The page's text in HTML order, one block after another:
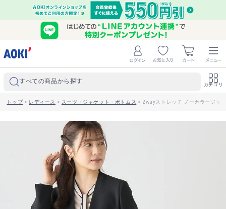
すべての商品から探す カテゴリ
トップ> レディース > スーツ・ジャケット・ボトムス > 2wayストレッチ ノーカラージャ